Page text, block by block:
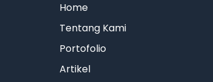
Home
Tentang Kami
Portofolio
Artikel